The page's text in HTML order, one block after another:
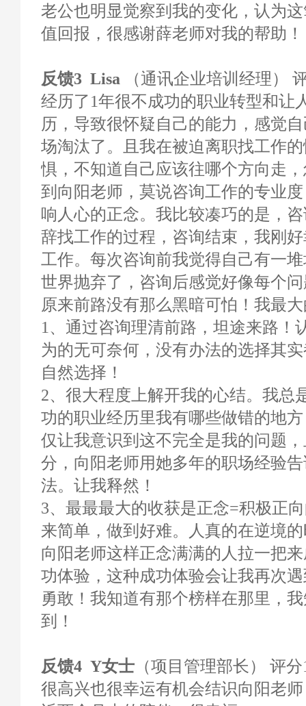
老公也明显觉察到我的变化，认为
值回报，很感谢薛老师对我的帮助！
反馈3 Lisa
（通讯企业培训经理）
经历了1年很不成功的职业转型和让
历，导致很怀疑自己的能力，感觉
场淘汰了。且我在被迫离职找工作
惧，不知道自己应该往哪个方向走
到向阳老师，莫说咨询工作的专业
响人心的正念。我比较凑巧的是，
辞找工作的过程，咨询结束，我刚
工作。每次咨询前我觉得自己有一
世界抛弃了，咨询后感觉好像每个
原来前路没有那么黑暗可怕！我最
1、通过咨询理清前路，坦途来路！
为的无可奈何，没有办法的选择其
自然选择！
2、很大程度上解开我的心结。我总
功的职业经历里我有哪些做错的地
仅让我意识到这不完全是我的问题
分，向阳老师用她多年的职场经验
法。让我释然！
3、最最最大的收获是正念=积极正
来简单，做到好难。人真的在逆境
向阳老师这样正念满满的人拉一把
功体验，这种成功体验会让我再次
勇敢！我知道有那个榜样在那里，
到！
反馈4 Y女士 （项目管理部长） 评分
很高兴也很幸运有机会结识向阳老